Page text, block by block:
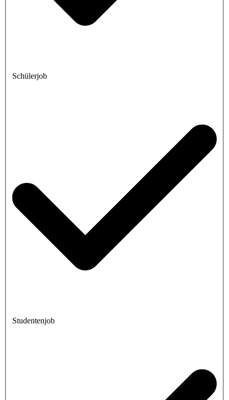
Schülerjob
Studentenjob